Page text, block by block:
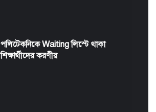
পলিটেকনিকে Waiting লিস্টে থাকা
শিক্ষার্থীদের করণীয়